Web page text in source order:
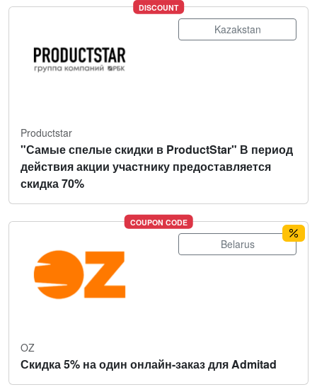
DISCOUNT
Kazakstan
Productstar
"Самые спелые скидки в ProductStar" В период
действия акции участнику предоставляется
скидка 70%
COUPON CODE
Belarus
OZ
Скидка 5% на один онлайн-заказ для Admitad